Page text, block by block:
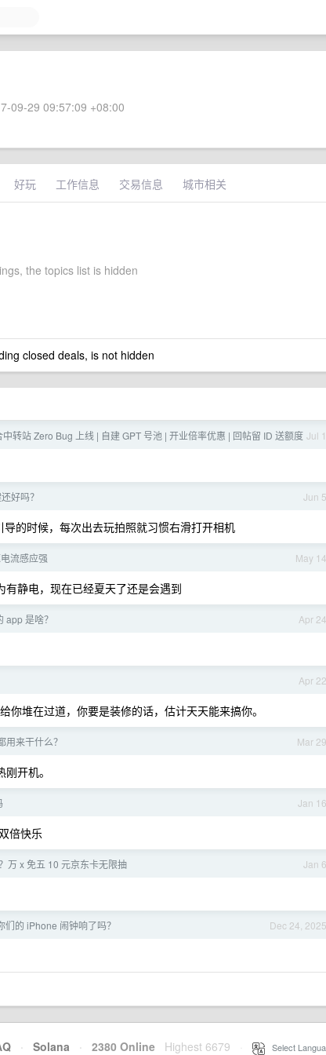
09-29 09:57:09 +08:00
好玩 工作信息 交易信息 城市相关
the topics list is hidden
closed deals, is not hidden
Jul 1
转站 Zero Bug 上线 | 自建 GPT 号池 | 开业倍率优惠 | 回帖留 ID 送额度
Jun 5
好吗？
的时候，每次出去玩拍照就习惯右滑打开相机
May 14
流感应强
静电，现在已经夏天了还是会遇到
Apr 24
app 是啥？
Apr 22
你堆在过道，你要是装修的话，估计天天能来搞你。
Mar 29
来干什么？
开机。
Jan 16
倍快乐
Jan 6
万 x 免五 10 元京东卡无限抽
Dec 24, 2025
的 iPhone 闹钟响了吗？
· Solana · 2380 Online Highest 6679 Select